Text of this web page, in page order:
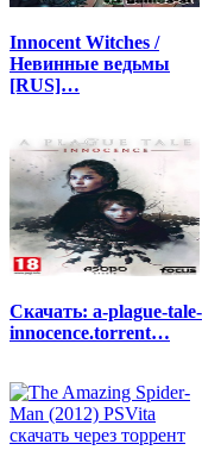
Innocent Witches /
Невинные ведьмы
[RUS]…
Скачать: a-plague-tale-
innocence.torrent…